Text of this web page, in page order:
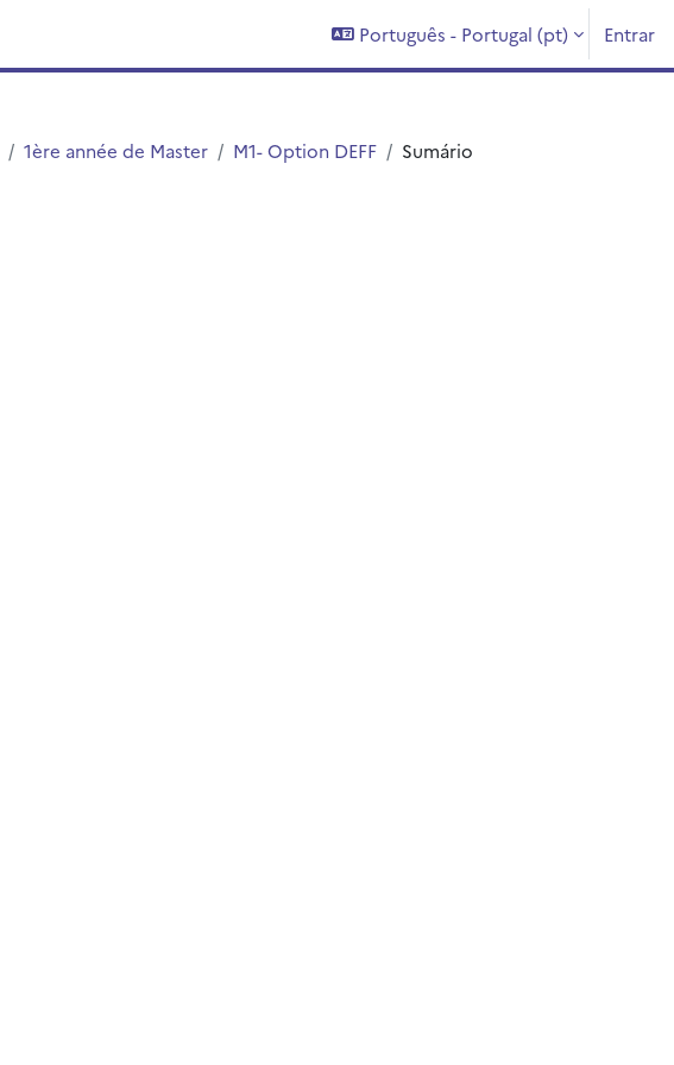
Português - Portugal ‎(pt)‎ Entrar
1ère année de Master M1- Option DEFF Sumário